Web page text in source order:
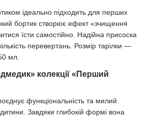
ідеально підходить для перших
бортик створює ефект «зчищення
їсти самостійно. Надійна присоска
перевертань. Розмір тарілки —
мл.
колекції «Перший
функціональність та милий
Завдяки глибокій формі вона